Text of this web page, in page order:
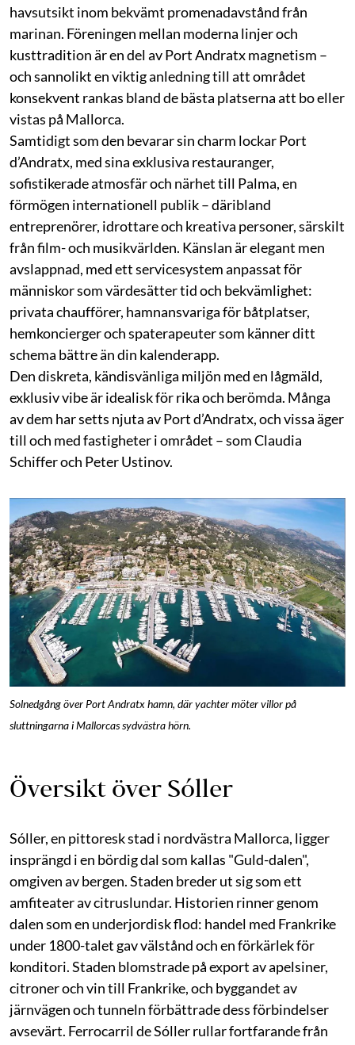
havsutsikt inom bekvämt promenadavstånd från
marinan. Föreningen mellan moderna linjer och
kusttradition är en del av Port Andratx magnetism –
och sannolikt en viktig anledning till att området
konsekvent rankas bland de bästa platserna att bo eller
vistas på Mallorca.
Samtidigt som den bevarar sin charm lockar Port
d’Andratx, med sina exklusiva restauranger,
sofistikerade atmosfär och närhet till Palma, en
förmögen internationell publik – däribland
entreprenörer, idrottare och kreativa personer, särskilt
från film- och musikvärlden. Känslan är elegant men
avslappnad, med ett servicesystem anpassat för
människor som värdesätter tid och bekvämlighet:
privata chaufförer, hamnansvariga för båtplatser,
hemkoncierger och spaterapeuter som känner ditt
schema bättre än din kalenderapp.
Den diskreta, kändisvänliga miljön med en lågmäld,
exklusiv vibe är idealisk för rika och berömda. Många
av dem har setts njuta av Port d’Andratx, och vissa äger
till och med fastigheter i området – som Claudia
Schiffer och Peter Ustinov.
Solnedgång över Port Andratx hamn, där yachter möter villor på
sluttningarna i Mallorcas sydvästra hörn.
Översikt över Sóller
Sóller, en pittoresk stad i nordvästra Mallorca, ligger
insprängd i en bördig dal som kallas "Guld-dalen",
omgiven av bergen. Staden breder ut sig som ett
amfiteater av citruslundar. Historien rinner genom
dalen som en underjordisk flod: handel med Frankrike
under 1800-talet gav välstånd och en förkärlek för
konditori. Staden blomstrade på export av apelsiner,
citroner och vin till Frankrike, och byggandet av
järnvägen och tunneln förbättrade dess förbindelser
avsevärt. Ferrocarril de Sóller rullar fortfarande från